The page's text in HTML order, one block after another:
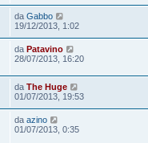
da Gabbo
19/12/2013, 1:02
da Patavino
28/07/2013, 16:20
da The Huge
01/07/2013, 19:53
da azino
01/07/2013, 0:35